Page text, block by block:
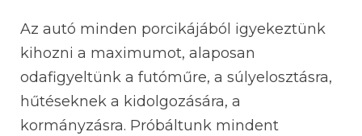
Az autó minden porcikájából igyekeztünk
kihozni a maximumot, alaposan
odafigyeltünk a futóműre, a súlyelosztásra,
hűtéseknek a kidolgozására, a
kormányzásra. Próbáltunk mindent